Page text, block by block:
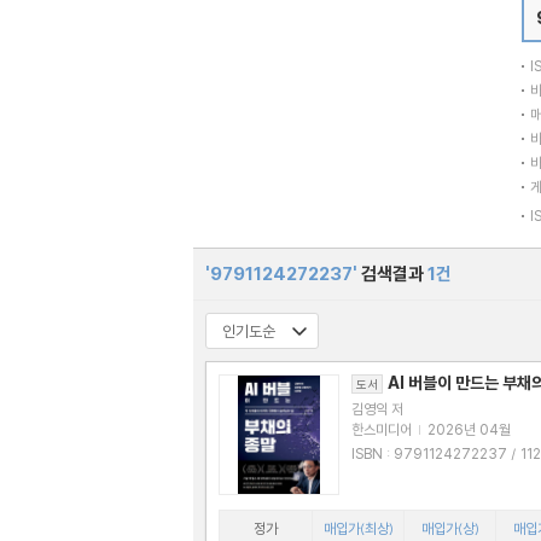
'9791124272237' 검색결과1건
도서 AI 버블이 만드는 부채
김영익 저
한스미디어 | 2026년 04월
ISBN : 9791124272237 / 11242722
정가 매입가(최상) 매입가(상) 매